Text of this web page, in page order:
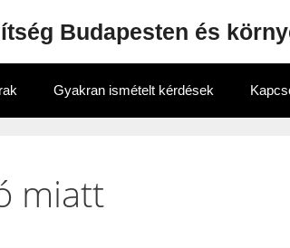
Budapesten és
Gyakran ismételt kérdések
miatt